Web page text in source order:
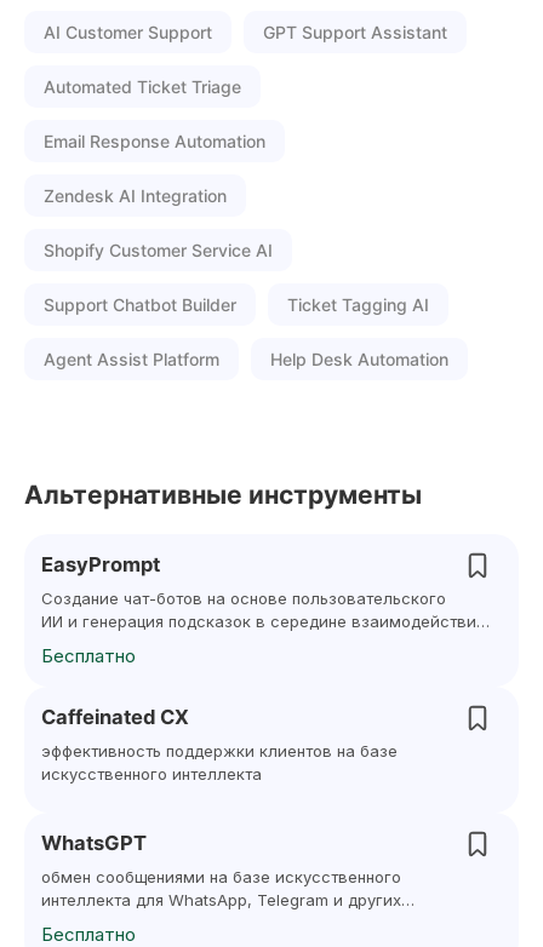
AI Customer Support GPT Support Assistant
Automated Ticket Triage
Email Response Automation
Zendesk AI Integration
Shopify Customer Service AI
Support Chatbot Builder Ticket Tagging AI
Agent Assist Platform Help Desk Automation
Альтернативные инструменты
EasyPrompt
Создание чат-ботов на основе пользовательского
ИИ и генерация подсказок в середине взаимодействия
Бесплатно
Caffeinated CX
эффективность поддержки клиентов на базе
искусственного интеллекта
WhatsGPT
обмен сообщениями на базе искусственного
интеллекта для WhatsApp, Telegram и других
Бесплатно